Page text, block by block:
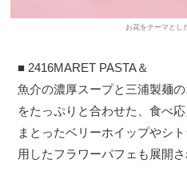
お花をテーマとし
■ 2416MARET PASTA＆
魚介の濃厚スープと三浦製麺
をたっぷりと合わせた、食べ
まとったベリーホイップやシ
用したフラワーパフェも展開さ